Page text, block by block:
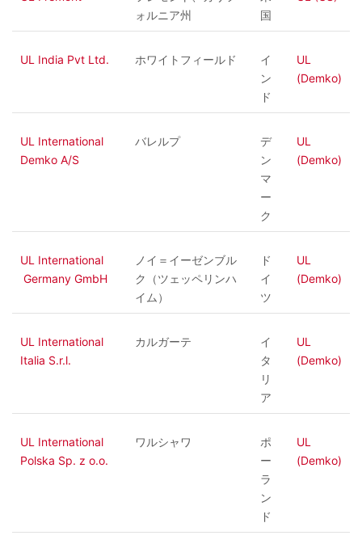
ォルニア州
国
UL India Pvt Ltd. ホワイトフィールド
イ
ン
ド
UL
(Demko)
UL International
Demko A/S
バレルプ
デ
ン
マ
ー
ク
UL
(Demko)
UL International
Germany GmbH
ノイ＝イーゼンブル
ク（ツェッペリンハ
イム）
ド
イ
ツ
UL
(Demko)
UL International
Italia S.r.l.
カルガーテ
イ
タ
リ
ア
UL
(Demko)
UL International
Polska Sp. z o.o.
ワルシャワ
ポ
ー
ラ
ン
ド
UL
(Demko)